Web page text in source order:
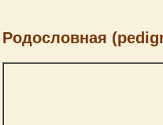
Родословная